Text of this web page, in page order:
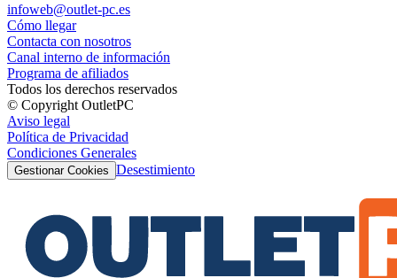
infoweb@outlet-pc.es
Cómo llegar
Contacta con nosotros
Canal interno de información
Programa de afiliados
Todos los derechos reservados
© Copyright OutletPC
Aviso legal
Política de Privacidad
Condiciones Generales
Gestionar Cookies Desestimiento